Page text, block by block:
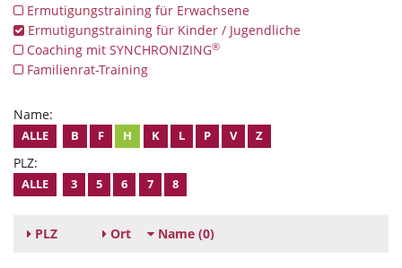
Ermutigungstraining für Erwachsene
Ermutigungstraining für Kinder / Jugendliche
Coaching mit SYNCHRONIZING®
Familienrat-Training
Name:
ALLE B F H K L P V Z
PLZ:
ALLE 3 5 6 7 8
PLZ Ort Name (0)